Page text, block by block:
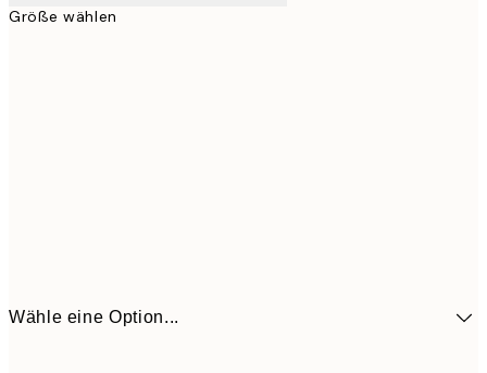
Größe wählen
Wähle eine Option...